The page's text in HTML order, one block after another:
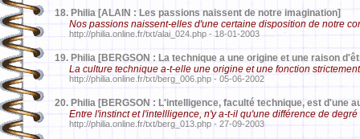
18. Philia [ALAIN : Les passions naissent de notre imagination]
Nos passions naissent-elles d'une certaine disposition de notre
http://philia.online.fr/txt/alai_024.php - 18-01-2003
19. Philia [BERGSON : La technique a une origine et une raison
La culture technique a-t-elle une origine et une fonction
http://philia.online.fr/txt/berg_006.php - 05-06-2002
20. Philia [BERGSON : L'intelligence, faculté technique, est d'une
Entre l'instinct et l'intellligence, n'y a-t-il qu'une différence de degré
http://philia.online.fr/txt/berg_013.php - 27-09-2003